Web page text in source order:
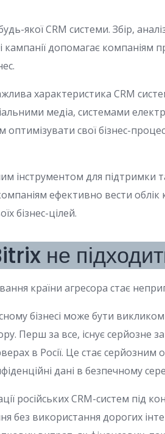
якої CRM системи. Збір,
кампанії допомагає компаніям
характеристика CRM
медіа, системами
свої бізнес-
інструментом для підтримки
ефективно вести облік
бізнес-цілей.
не
країни агресора стає
бізнесі може бути
Перш за все, існує серйозне
в Росії. Це стає
дані в безпечному
російських CRM-систем під
без використання дорогих